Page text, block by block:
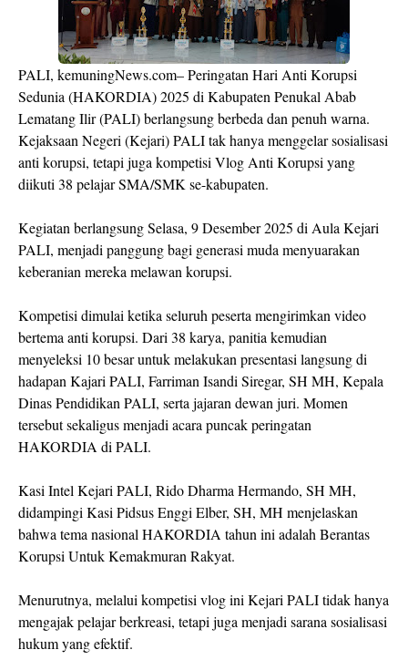
PALI, kemuningNews.com– Peringatan Hari Anti Korupsi
Sedunia (HAKORDIA) 2025 di Kabupaten Penukal Abab
Lematang Ilir (PALI) berlangsung berbeda dan penuh warna.
Kejaksaan Negeri (Kejari) PALI tak hanya menggelar sosialisasi
anti korupsi, tetapi juga kompetisi Vlog Anti Korupsi yang
diikuti 38 pelajar SMA/SMK se-kabupaten.
Kegiatan berlangsung Selasa, 9 Desember 2025 di Aula Kejari
PALI, menjadi panggung bagi generasi muda menyuarakan
keberanian mereka melawan korupsi.
Kompetisi dimulai ketika seluruh peserta mengirimkan video
bertema anti korupsi. Dari 38 karya, panitia kemudian
menyeleksi 10 besar untuk melakukan presentasi langsung di
hadapan Kajari PALI, Farriman Isandi Siregar, SH MH, Kepala
Dinas Pendidikan PALI, serta jajaran dewan juri. Momen
tersebut sekaligus menjadi acara puncak peringatan
HAKORDIA di PALI.
Kasi Intel Kejari PALI, Rido Dharma Hermando, SH MH,
didampingi Kasi Pidsus Enggi Elber, SH, MH menjelaskan
bahwa tema nasional HAKORDIA tahun ini adalah Berantas
Korupsi Untuk Kemakmuran Rakyat.
Menurutnya, melalui kompetisi vlog ini Kejari PALI tidak hanya
mengajak pelajar berkreasi, tetapi juga menjadi sarana sosialisasi
hukum yang efektif.